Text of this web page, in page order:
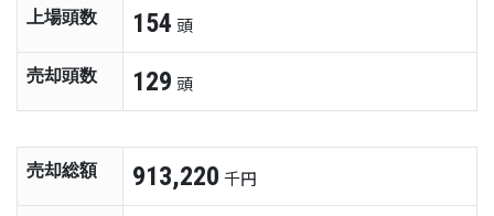
上場頭数 154 頭
売却頭数 129 頭
売却総額 913,220 千円